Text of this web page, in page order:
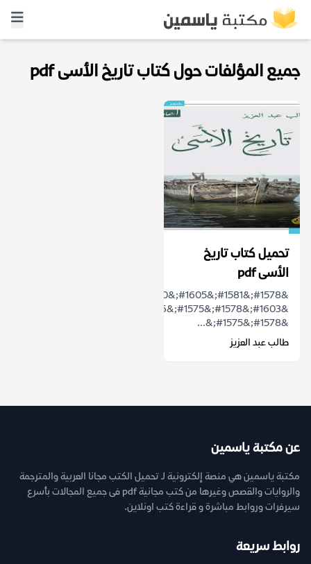
جميع المؤلفات حول كتاب تاريخ الأسى pdf
تحميل كتاب تاريخ
الأسى pdf
&#1578;&#1575;&...
طالب عبد العزيز
عن مكتبة ياسمين
مكتبة ياسمين هي منصة إلكترونية لـ تحميل الكتب مجانا العربية والمترجمة
والروايات والقصص وغيرها من كتب مجانية pdf فى جميع المجالات بأسرع
سيرفرات وروابط مباشرة و قراءة كتب اونلاين.
روابط سريعة